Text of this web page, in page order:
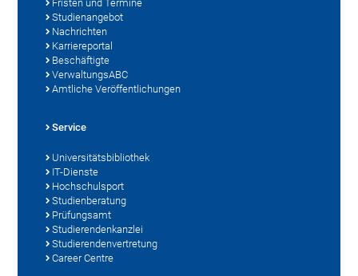
Fristen und Termine
Studienangebot
Nachrichten
Karriereportal
Beschäftigte
VerwaltungsABC
Amtliche Veröffentlichungen
Service
Universitätsbibliothek
IT-Dienste
Hochschulsport
Studienberatung
Prüfungsamt
Studierendenkanzlei
Studierendenvertretung
Career Centre